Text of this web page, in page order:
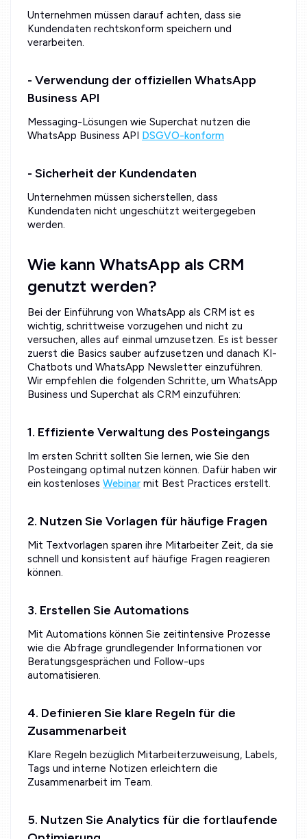
Unternehmen müssen darauf achten, dass sie
Kundendaten rechtskonform speichern und
verarbeiten.
- Verwendung der offiziellen WhatsApp
Business API
Messaging-Lösungen wie Superchat nutzen die
WhatsApp Business API
DSGVO-konform
- Sicherheit der Kundendaten
Unternehmen müssen sicherstellen, dass
Kundendaten nicht ungeschützt weitergegeben
werden.
Wie kann WhatsApp als CRM
genutzt werden?
Bei der Einführung von WhatsApp als CRM ist es
wichtig, schrittweise vorzugehen und nicht zu
versuchen, alles auf einmal umzusetzen. Es ist besser
zuerst die Basics sauber aufzusetzen und danach KI-
Chatbots und WhatsApp Newsletter einzuführen.
Wir empfehlen die folgenden Schritte, um WhatsApp
Business und Superchat als CRM einzuführen:
1. Effiziente Verwaltung des Posteingangs
Im ersten Schritt sollten Sie lernen, wie Sie den
Posteingang optimal nutzen können. Dafür haben wir
ein kostenloses Webinar mit Best Practices erstellt.
2. Nutzen Sie Vorlagen für häufige Fragen
Mit Textvorlagen sparen ihre Mitarbeiter Zeit, da sie
schnell und konsistent auf häufige Fragen reagieren
können.
3. Erstellen Sie Automations
Mit Automations können Sie zeitintensive Prozesse
wie die Abfrage grundlegender Informationen vor
Beratungsgesprächen und Follow-ups
automatisieren.
4. Definieren Sie klare Regeln für die
Zusammenarbeit
Klare Regeln bezüglich Mitarbeiterzuweisung, Labels,
Tags und interne Notizen erleichtern die
Zusammenarbeit im Team.
5. Nutzen Sie Analytics für die fortlaufende